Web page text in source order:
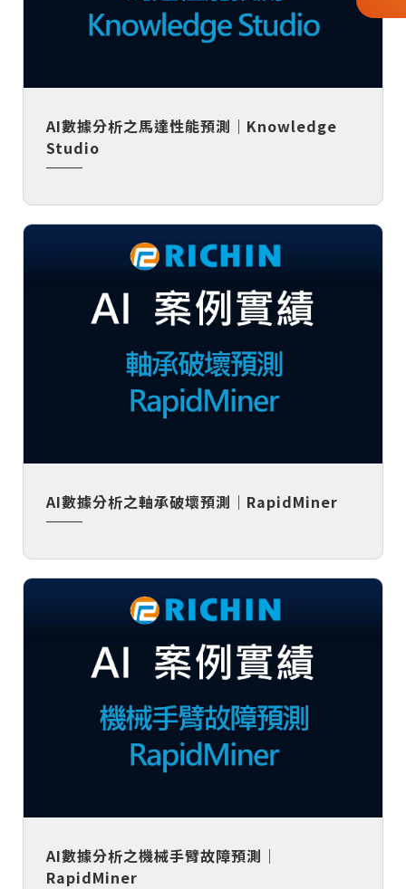
AI數據分析之馬達性能預測｜Knowledge
Studio
AI數據分析之軸承破壞預測｜RapidMiner
AI數據分析之機械手臂故障預測｜
RapidMiner